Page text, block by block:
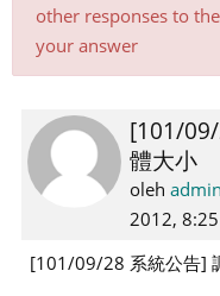
other responses to
your answer
[101/
體大小
oleh
2012,
Number
of
replies:
0
[101/09/28 系統公告]